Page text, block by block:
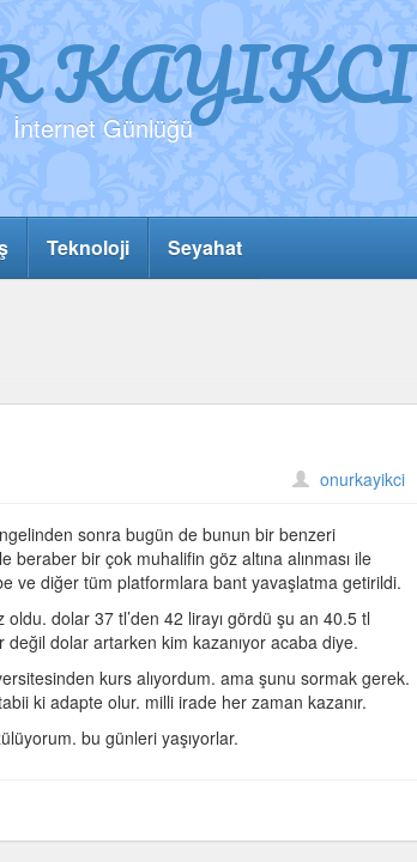
KAYIKCI
İnternet Günlüğü
Teknoloji Seyahat
onurkayikci
sonra bugün de bunun bir benzeri
beraber bir çok muhalifin göz altına alınması ile
ve diğer tüm platformlara bant yavaşlatma getirildi.
dolar 37 tl’den 42 lirayı gördü şu an 40.5 tl
dolar artarken kim kazanıyor acaba diye.
kurs alıyordum. ama şunu sormak gerek.
ki adapte olur. milli irade her zaman kazanır.
bu günleri yaşıyorlar.